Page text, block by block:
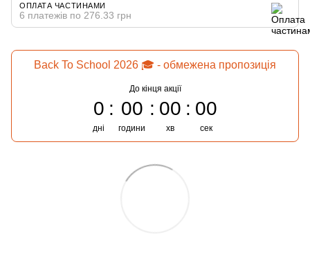
ОПЛАТА ЧАСТИНАМИ
6 платежів по 276.33 грн
Back To School 2026 🎓 - обмежена пропозиція
До кінця акції
0
дні
00
години
00
хв
00
сек